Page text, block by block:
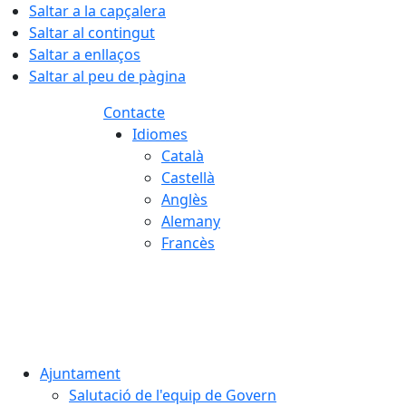
Saltar a la capçalera
Saltar al contingut
Saltar a enllaços
Saltar al peu de pàgina
Contacte
Idiomes
Català
Castellà
Anglès
Alemany
Francès
Ajuntament
Salutació de l'equip de Govern